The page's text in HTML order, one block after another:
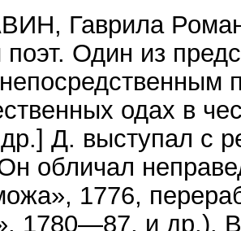
Гаврила
поэт. Один из
одах в
Д. выступал с
обличал
1776,
1780—87, и др.).